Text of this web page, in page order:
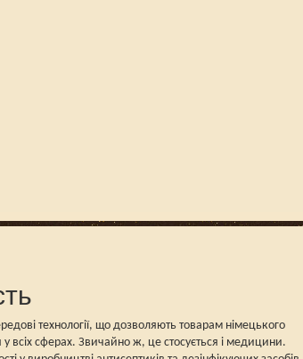
технології, що дозволяють товарам німецького
у всіх сферах. Звичайно ж, це стосується і медицини.